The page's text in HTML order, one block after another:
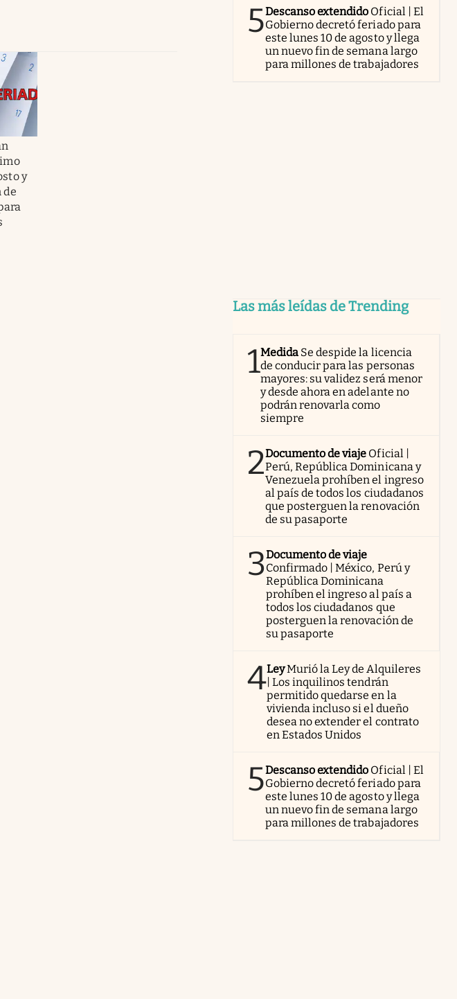
y
de
5Descanso extendido Oficial | El
Gobierno decretó feriado para
este lunes 10 de agosto y llega
un nuevo fin de semana largo
para millones de trabajadores
Las más leídas de Trending
1Medida Se despide la licencia
de conducir para las personas
mayores: su validez será menor
y desde ahora en adelante no
podrán renovarla como
siempre
2Documento de viaje Oficial |
Perú, República Dominicana y
Venezuela prohíben el ingreso
al país de todos los ciudadanos
que posterguen la renovación
de su pasaporte
3Documento de viaje
Confirmado | México, Perú y
República Dominicana
prohíben el ingreso al país a
todos los ciudadanos que
posterguen la renovación de
su pasaporte
4LeyMurió la Ley de Alquileres
| Los inquilinos tendrán
permitido quedarse en la
vivienda incluso si el dueño
desea no extender el contrato
en Estados Unidos
5Descanso extendido Oficial | El
Gobierno decretó feriado para
este lunes 10 de agosto y llega
un nuevo fin de semana largo
para millones de trabajadores